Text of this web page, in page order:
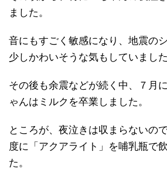
ました。
音にもすごく敏感になり、地震の
少しかわいそうな気もしていました
その後も余震などが続く中、７月
ゃんはミルクを卒業しました。
ところが、夜泣きは収まらないの
度に「アクアライト」を哺乳瓶で
た。